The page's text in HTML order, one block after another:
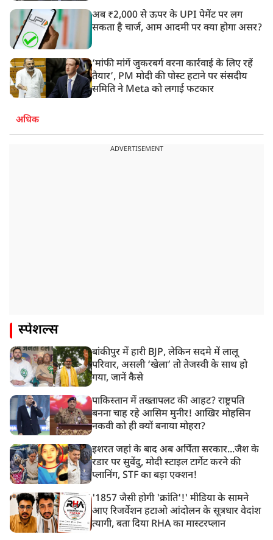
अब ₹2,000 से ऊपर के UPI पेमेंट पर लग
सकता है चार्ज, आम आदमी पर क्या होगा असर?
‘मांफी मांगें जुकरबर्ग वरना कार्रवाई के लिए रहें
तैयार’, PM मोदी की पोस्ट हटाने पर संसदीय
समिति ने Meta को लगाई फटकार
अधिक
ADVERTISEMENT
स्पेशल्स
बांकीपुर में हारी BJP, लेकिन सदमे में लालू
परिवार, असली ‘खेला’ तो तेजस्वी के साथ हो
गया, जानें कैसे
पाकिस्तान में तख्तापलट की आहट? राष्ट्रपति
बनना चाह रहे आसिम मुनीर! आखिर मोहसिन
नकवी को ही क्यों बनाया मोहरा?
इशरत जहां के बाद अब अर्पिता सरकार...जैश के
रडार पर सुवेंदु, मोदी स्टाइल टार्गेट करने की
प्लानिंग, STF का बड़ा एक्शन!
'1857 जैसी होगी 'क्रांति'!' मीडिया के सामने
आए रिजर्वेशन हटाओ आंदोलन के सूत्रधार वेदांश
त्यागी, बता दिया RHA का मास्टरप्लान